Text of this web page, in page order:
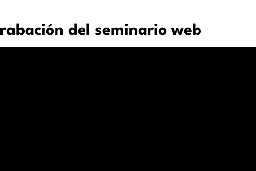
del seminario web